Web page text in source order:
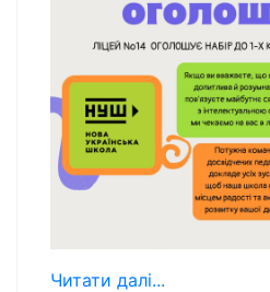
Читати далі...